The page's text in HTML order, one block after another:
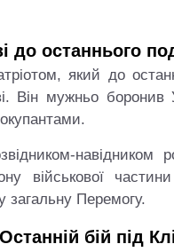
до останнього
який до
Він мужньо
навідником
військової
загальну Перемогу.
Останній бій під